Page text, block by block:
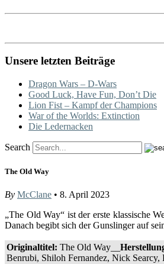
Unsere letzten Beiträge
Dragon Wars – D-Wars
Good Luck, Have Fun, Don’t Die
Lion Fist – Kampf der Champions
War of the Worlds: Extinction
Die Ledernacken
Search
The Old Way
By McClane • 8. April 2023
„The Old Way“ ist der erste klassische
Danach begibt sich der Gunslinger auf
Originaltitel: The Old Way__
Benrubi, Shiloh Fernandez, Nick